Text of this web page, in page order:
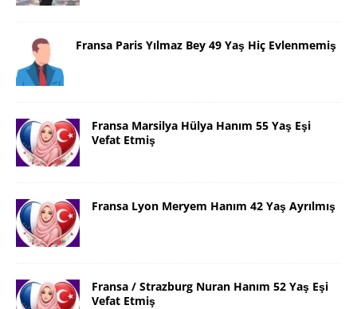
Fransa Paris Yılmaz Bey 49 Yaş Hiç Evlenmemiş
Fransa Marsilya Hülya Hanım 55 Yaş Eşi
Vefat Etmiş
Fransa Lyon Meryem Hanım 42 Yaş Ayrılmış
Fransa / Strazburg Nuran Hanım 52 Yaş Eşi
Vefat Etmiş